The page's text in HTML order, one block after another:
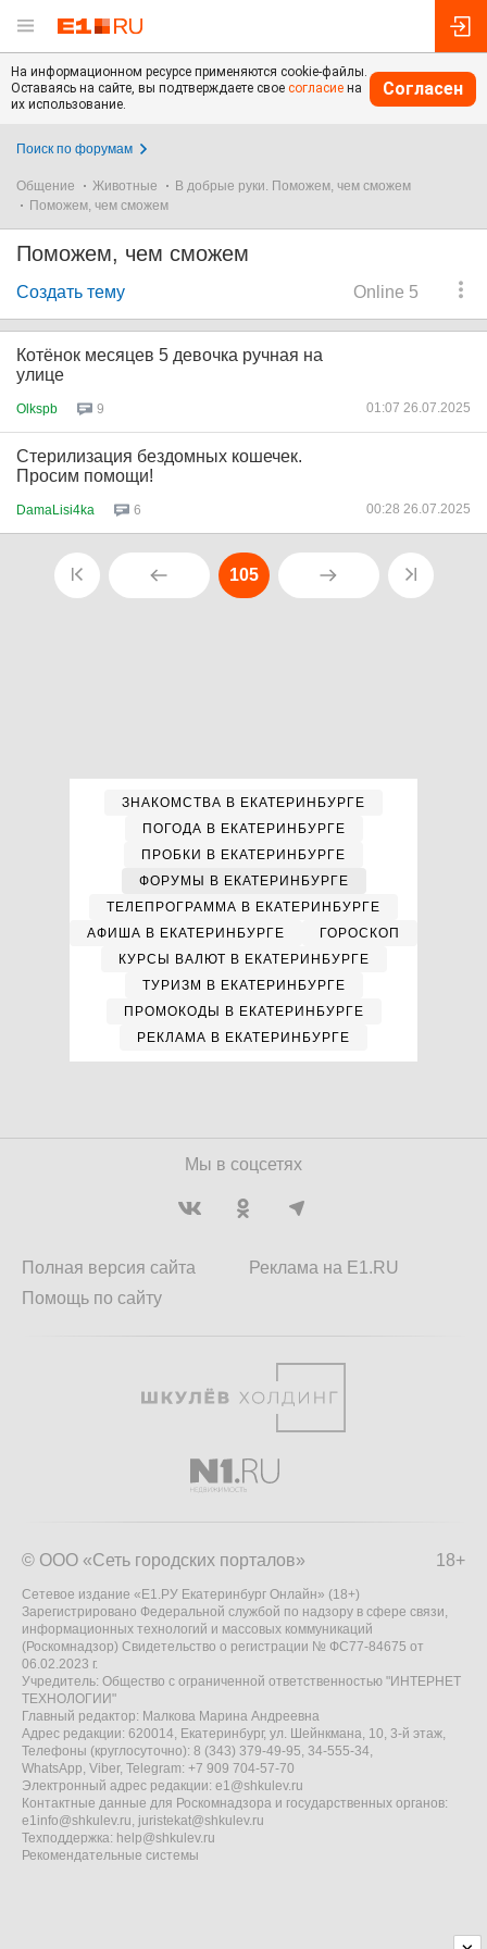
На информационном ресурсе применяются cookie-файлы.
Оставаясь на сайте, вы подтверждаете свое согласие на
их использование.
Согласен
Поиск по форумам
Общение Животные
В добрые руки. Поможем, чем сможем
Поможем, чем сможем
Поможем, чем сможем
Online 5
Создать тему
Котёнок месяцев 5 девочка ручная на
улице
Olkspb 9 01:07 26.07.2025
Стерилизация бездомных кошечек.
Просим помощи!
DamaLisi4ka 6 00:28 26.07.2025
105
ЗНАКОМСТВА В ЕКАТЕРИНБУРГЕ
ПОГОДА В ЕКАТЕРИНБУРГЕ
ПРОБКИ В ЕКАТЕРИНБУРГЕ
ФОРУМЫ В ЕКАТЕРИНБУРГЕ
ТЕЛЕПРОГРАММА В ЕКАТЕРИНБУРГЕ
АФИША В ЕКАТЕРИНБУРГЕ
ГОРОСКОП
КУРСЫ ВАЛЮТ В ЕКАТЕРИНБУРГЕ
ТУРИЗМ В ЕКАТЕРИНБУРГЕ
ПРОМОКОДЫ В ЕКАТЕРИНБУРГЕ
РЕКЛАМА В ЕКАТЕРИНБУРГЕ
Мы в соцсетях
Полная версия сайта
Помощь по сайту
Реклама на E1.RU
18+
© ООО «Сеть городских порталов»
Сетевое издание «Е1.РУ Екатеринбург Онлайн» (18+)
Зарегистрировано Федеральной службой по надзору в сфере связи,
информационных технологий и массовых коммуникаций
(Роскомнадзор) Свидетельство о регистрации № ФС77-84675 от
06.02.2023 г.
Учредитель: Общество с ограниченной ответственностью "ИНТЕРНЕТ
ТЕХНОЛОГИИ"
Главный редактор: Малкова Марина Андреевна
Адрес редакции: 620014, Екатеринбург, ул. Шейнкмана, 10, 3-й этаж,
Телефоны (круглосуточно): 8 (343) 379-49-95, 34-555-34,
WhatsApp, Viber, Telegram: +7 909 704-57-70
Электронный адрес редакции: e1@shkulev.ru
Контактные данные для Роскомнадзора и государственных органов:
e1info@shkulev.ru, juristekat@shkulev.ru
Техподдержка: help@shkulev.ru
Рекомендательные системы